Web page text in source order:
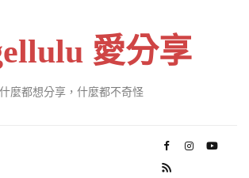
愛分享
什麼都想分享，什麼都不奇怪